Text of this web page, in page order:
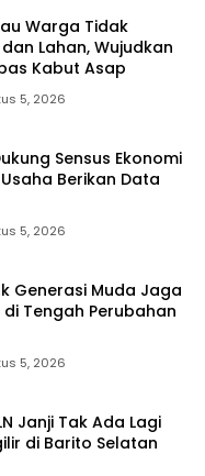
Warga Tidak
Lahan, Wujudkan
Kabut Asap
5, 2026
Sensus Ekonomi
Berikan Data
5, 2026
Generasi Muda Jaga
Tengah Perubahan
5, 2026
Janji Tak Ada Lagi
di Barito Selatan